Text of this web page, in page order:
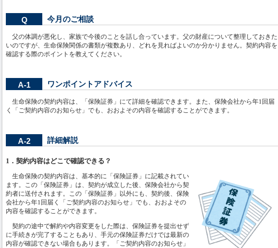
Q 今月のご相談
父の体調が悪化し、家族で今後のことを話し合っています。父の財産について整理しておきた
いのですが、生命保険関係の書類が複数あり、どれを見ればよいのか分かりません。契約内容を
確認する際のポイントを教えてください。
A-1 ワンポイントアドバイス
生命保険の契約内容は、「保険証券」にて詳細を確認できます。また、保険会社から年1回届
く「ご契約内容のお知らせ」でも、おおよその内容を確認することができます。
A-2 詳細解説
1．契約内容はどこで確認できる？
生命保険の契約内容は、基本的に「保険証券」に記載されてい
ます。この「保険証券」は、契約が成立した後、保険会社から契
約者に送付されます。この「保険証券」以外にも、契約後、保険
会社から年1回届く「ご契約内容のお知らせ」でも、おおよその
内容を確認することができます。
契約の途中で解約や内容変更をした際は、保険証券を提出せず
に手続きが完了することもあり、手元の保険証券だけでは最新の
内容が確認できない場合もあります。「ご契約内容のお知らせ」